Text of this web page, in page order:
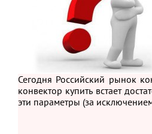
Сегодня Российский рынок
конвектор купить встает
эти параметры (за